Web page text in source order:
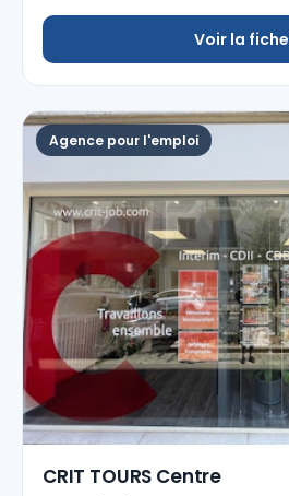
Voir la fiche
Agence pour l'emploi
CRIT TOURS Centre